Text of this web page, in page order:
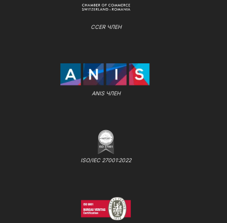
CCER ЧЛЕН
ANIS ЧЛЕН
ISO/IEC 27001:2022